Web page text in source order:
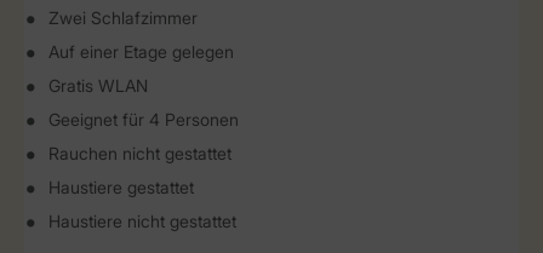
Zwei Schlafzimmer
Auf einer Etage gelegen
Gratis WLAN
Geeignet für 4 Personen
Rauchen nicht gestattet
Haustiere gestattet
Haustiere nicht gestattet